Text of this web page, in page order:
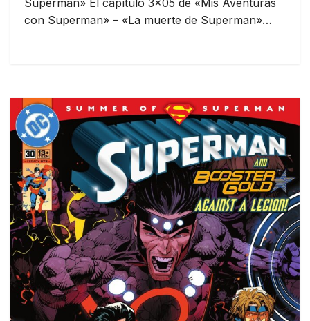
Superman» El capítulo 3×05 de «Mis Aventuras
con Superman» – «La muerte de Superman»…